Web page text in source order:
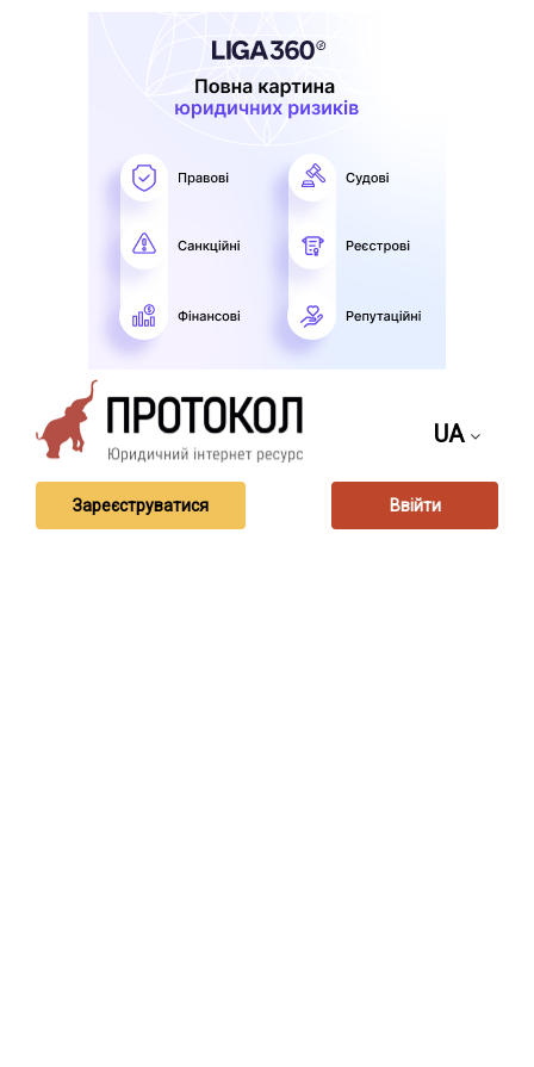
UA
Зареєструватися Ввійти